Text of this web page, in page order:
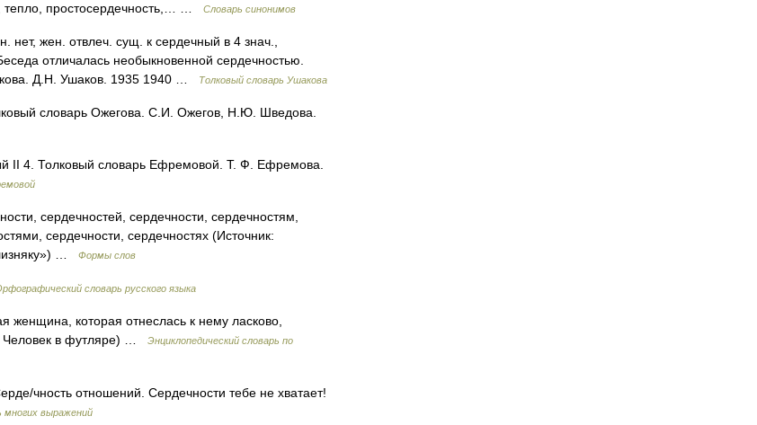
тепло, простосердечность,… …
Словарь синонимов
жен. отвлеч. сущ. к сердечный в 4 знач.,
отличалась необыкновенной сердечностью.
Д.Н. Ушаков. 1935 1940 …
Толковый словарь Ушакова
словарь Ожегова. С.И. Ожегов, Н.Ю. Шведова.
II 4. Толковый словарь Ефремовой. Т. Ф. Ефремова.
сердечностей, сердечности, сердечностям,
сердечности, сердечностях (Источник:
…
Формы слов
словарь русского языка
которая отнеслась к нему ласково,
Человек в футляре) …
Энциклопедический словарь по
чность отношений. Сердечности тебе не хватает!
многих выражений